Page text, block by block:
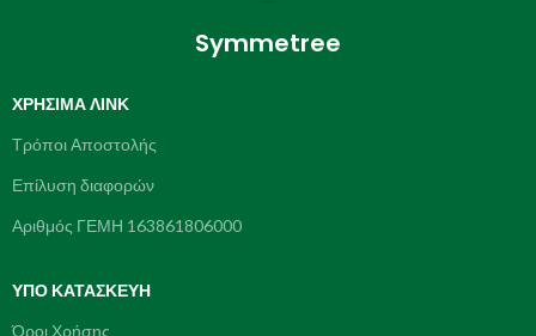
Symmetree
ΧΡΉΣΙΜΑ ΛΙΝΚ
Τρόποι Αποστολής
Επίλυση διαφορών
Αριθμός ΓΕΜΗ 163861806000
ΥΠΌ ΚΑΤΑΣΚΕΥΗ
Όροι Χρήσης